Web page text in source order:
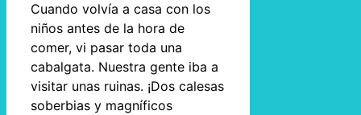
Cuando volvía a casa con los
niños antes de la hora de
comer, vi pasar toda una
cabalgata. Nuestra gente iba a
visitar unas ruinas. ¡Dos calesas
soberbias y magníficos